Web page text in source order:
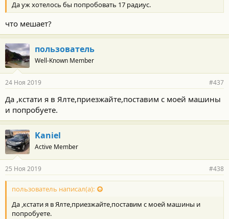
и
:
Да уж хотелось бы попробовать 17 радиус.
что мешает?
пользователь
Well-Known Member
24 Ноя 2019 #437
Да ,кстати я в Ялте,приезжайте,поставим с моей машины
и попробуете.
Kaniel
Active Member
25 Ноя 2019 #438
пользователь написал(а):
Да ,кстати я в Ялте,приезжайте,поставим с моей машины и
попробуете.